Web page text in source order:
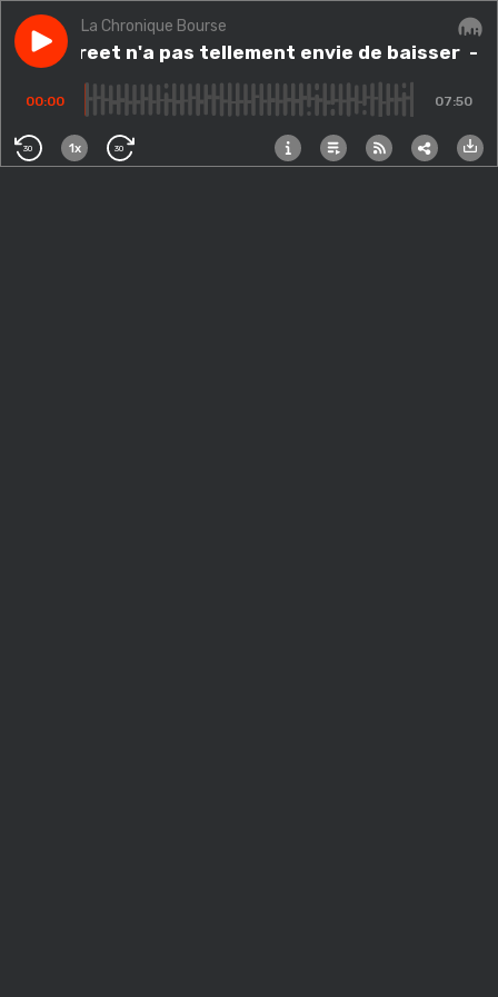
Play episodeWall Street n'a pas tellement envie de baisser
La Chronique Bourse
Wall Street n'a pas tellement envie de baisser -
00:00 07:50
30 1x 30